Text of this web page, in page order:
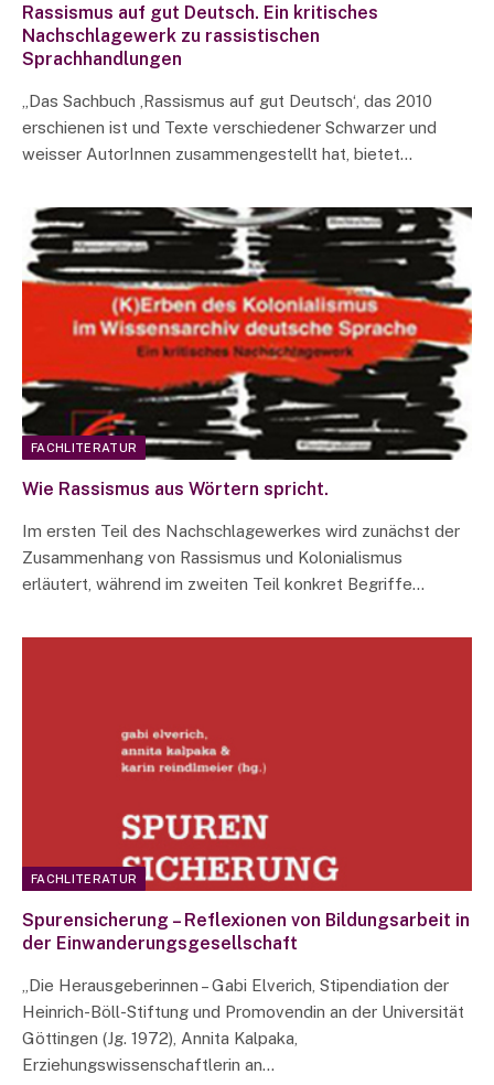
Rassismus auf gut Deutsch. Ein kritisches
Nachschlagewerk zu rassistischen
Sprachhandlungen
„Das Sachbuch ‚Rassismus auf gut Deutsch‘, das 2010
erschienen ist und Texte verschiedener Schwarzer und
weisser AutorInnen zusammengestellt hat, bietet…
FACHLITERATUR
Wie Rassismus aus Wörtern spricht.
Im ersten Teil des Nachschlagewerkes wird zunächst der
Zusammenhang von Rassismus und Kolonialismus
erläutert, während im zweiten Teil konkret Begriffe…
FACHLITERATUR
Spurensicherung – Reflexionen von Bildungsarbeit in
der Einwanderungsgesellschaft
„Die Herausgeberinnen – Gabi Elverich, Stipendiation der
Heinrich-Böll-Stiftung und Promovendin an der Universität
Göttingen (Jg. 1972), Annita Kalpaka,
Erziehungswissenschaftlerin an…